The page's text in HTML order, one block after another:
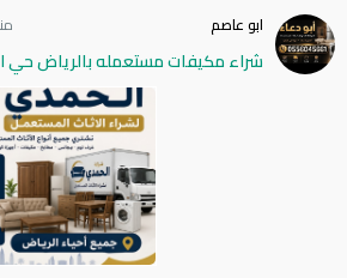
ابو عاصم منذ
شراء مكيفات مستعمله بالرياض حي الياسمين